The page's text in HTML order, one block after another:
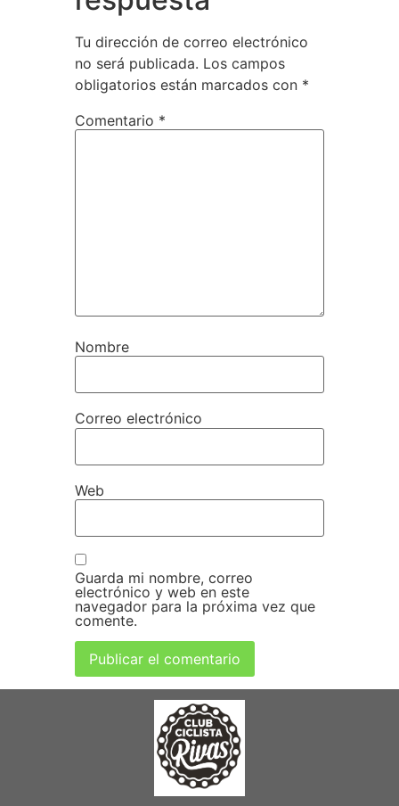
Tu dirección de correo electrónico
no será publicada. Los campos
obligatorios están marcados con *
Comentario *
Nombre
Correo electrónico
Web
Guarda mi nombre, correo
electrónico y web en este
navegador para la próxima vez que
comente.